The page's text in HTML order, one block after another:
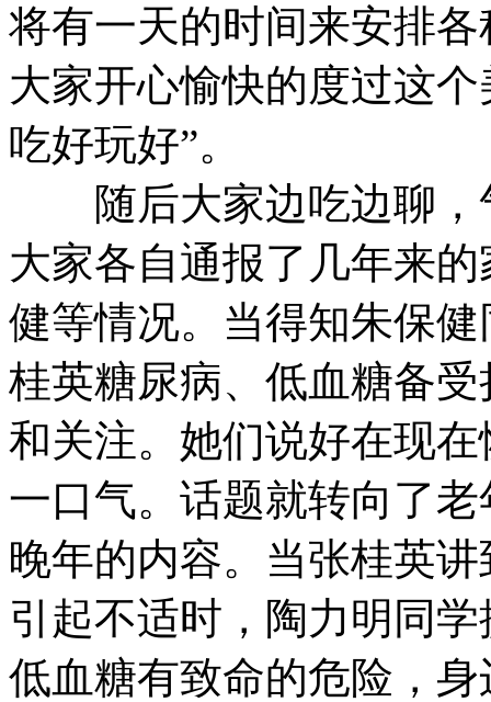
将有一天的时间来安排
大家开心愉快的度过这
吃好玩好”。
随后大家边吃边聊，
大家各自通报了几年来
健等情况。当得知朱保
桂英糖尿病、低血糖备
和关注。她们说好在现
一口气。话题就转向了
晚年的内容。当张桂英
引起不适时，陶力明同
低血糖有致命的危险，